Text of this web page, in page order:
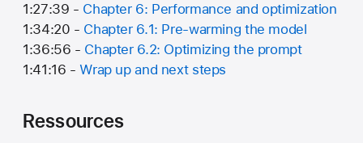
1:27:39 - Chapter 6: Performance and optimization
1:34:20 - Chapter 6.1: Pre-warming the model
1:36:56 - Chapter 6.2: Optimizing the prompt
1:41:16 -Wrap up and next steps
Ressources